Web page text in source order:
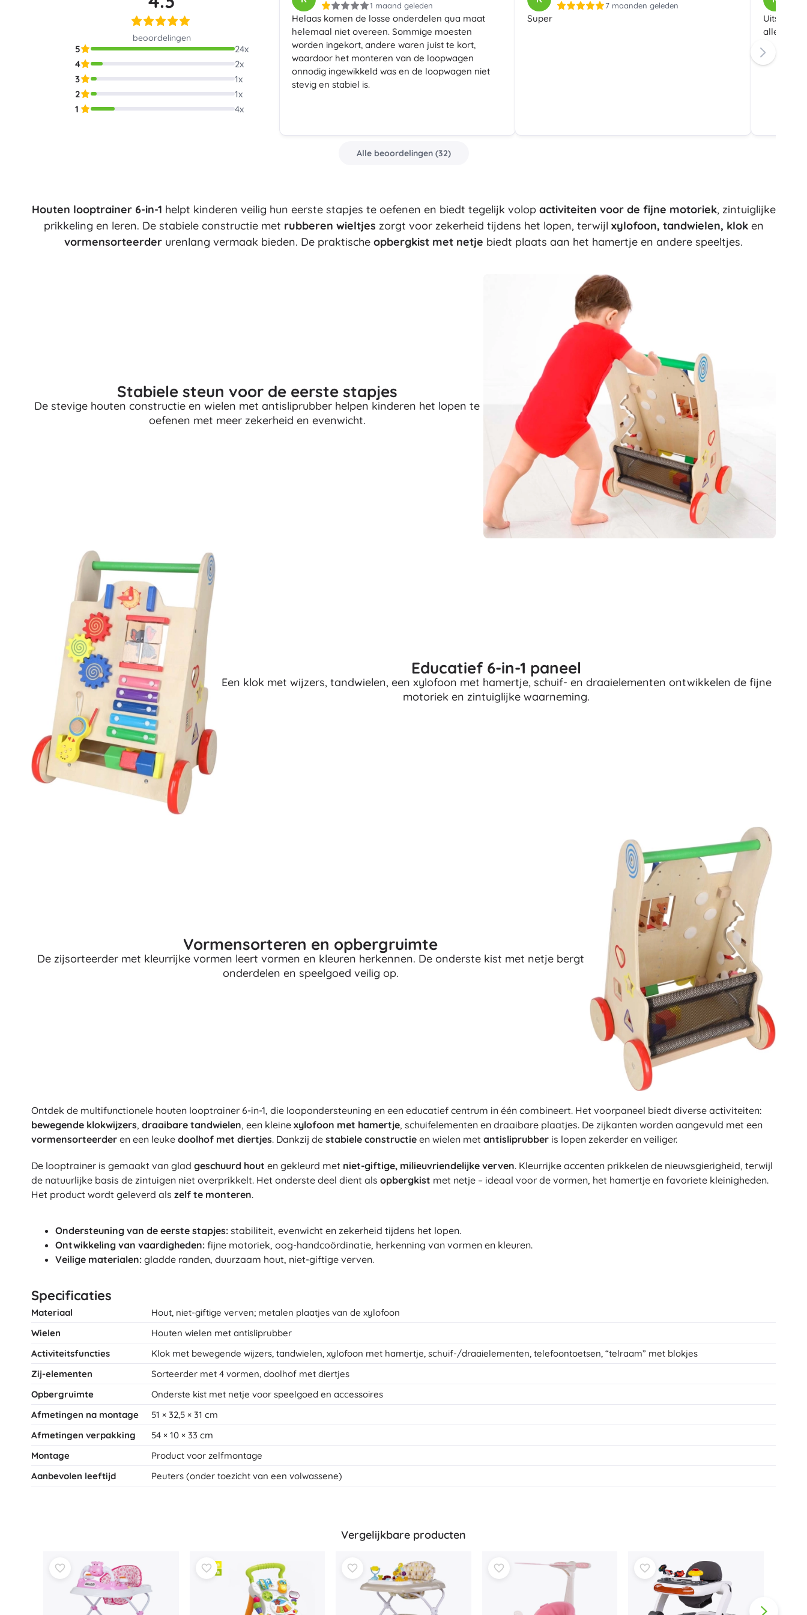
Bluey Art
Dots Jurassic World
Batman
Frozen Lord of the Rings
Op afstand bestuurbaar
Treinen
Boerderijvoertuigen
Integraal Hulpverleningssysteem
Meer tonen
Buitenspellen
Voertuigen voor kinderen
Zandspeelgoed
Waterspeelgoed
Bellenblaas
Knuffels
Halloween
Pasen
Accessoires voor poppen
Stoffen poppen
+ Meer tonen
Skippers en wipdieren
Tenten en huisjes
Meer tonen
Pistolen
Zwaarden en dolken
Waterpistolen
Bogen
Kruisbogen
Badspeelgoed
Elektronisch speelgoed
Kinderkleding
Babykleding
T-shirts
Sweaters en truien
Schoenen
Sokken en panty’s
Meer tonen
Accessoires
Batterijen
Vervangende onderdelen
Pompjes
Cadeaubonnen Winkelinrichting
beoordelingen
5 24x
4
2x
3
1x
2
1x
1
4x
1 maand geleden
Helaas komen de losse onderdelen qua maat
helemaal niet overeen. Sommige moesten
worden ingekort, andere waren juist te kort,
waardoor het monteren van de loopwagen
onnodig ingewikkeld was en de loopwagen niet
stevig en stabiel is.
7 maanden geleden
Super
alles
Alle beoordelingen(32)
Houten looptrainer 6-in-1 helpt kinderen veilig hun eerste stapjes te oefenen en biedt tegelijk volop activiteiten voor de fijne motoriek, zintuiglijke
prikkeling en leren. De stabiele constructie met rubberen wieltjes zorgt voor zekerheid tijdens het lopen, terwijl xylofoon, tandwielen, kloken
vormensorteerder urenlang vermaak bieden. De praktische opbergkist met netje biedt plaats aan het hamertje en andere speeltjes.
Stabiele steun voor de eerste stapjes
De stevige houten constructie en wielen met antisliprubber helpen kinderen het lopen te
oefenen met meer zekerheid en evenwicht.
Educatief 6-in-1 paneel
Een klok met wijzers, tandwielen, een xylofoon met hamertje, schuif- en draaielementen ontwikkelen de fijne
motoriek en zintuiglijke waarneming.
Vormensorteren en opbergruimte
De zijsorteerder met kleurrijke vormen leert vormen en kleuren herkennen. De onderste kist met netje bergt
onderdelen en speelgoed veilig op.
Ontdek de multifunctionele houten looptrainer 6-in-1, die loopondersteuning en een educatief centrum in één combineert. Het voorpaneel biedt diverse activiteiten:
bewegende klokwijzers, draaibare tandwielen, een kleine xylofoon met hamertje, schuifelementen en draaibare plaatjes. De zijkanten worden aangevuld met een
vormensorteerder en een leuke doolhof met diertjes. Dankzij de stabiele constructie en wielen met antisliprubber is lopen zekerder en veiliger.
De looptrainer is gemaakt van glad geschuurd hout en gekleurd met niet-giftige, milieuvriendelijke verven. Kleurrijke accenten prikkelen de nieuwsgierigheid, terwijl
de natuurlijke basis de zintuigen niet overprikkelt. Het onderste deel dient als opbergkist met netje – ideaal voor de vormen, het hamertje en favoriete kleinigheden.
Het product wordt geleverd als zelf te monteren.
Ondersteuning van de eerste stapjes: stabiliteit, evenwicht en zekerheid tijdens het lopen.
Ontwikkeling van vaardigheden: fijne motoriek, oog-handcoördinatie, herkenning van vormen en kleuren.
Veilige materialen: gladde randen, duurzaam hout, niet-giftige verven.
Specificaties
Materiaal
Hout, niet-giftige verven; metalen plaatjes van de xylofoon
Wielen
Houten wielen met antisliprubber
Activiteitsfuncties
Klok met bewegende wijzers, tandwielen, xylofoon met hamertje, schuif-/draaielementen, telefoontoetsen, “telraam” met blokjes
Zij-elementen
Sorteerder met 4 vormen, doolhof met diertjes
Opbergruimte
Onderste kist met netje voor speelgoed en accessoires
Afmetingen na montage
51 × 32,5 × 31 cm
Afmetingen verpakking
54 × 10 × 33 cm
Montage
Product voor zelfmontage
Aanbevolen leeftijd
Peuters (onder toezicht van een volwassene)
Vergelijkbare producten